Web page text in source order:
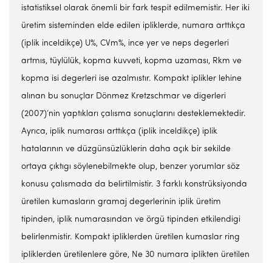
istatistiksel olarak önemli bir fark tespit edilmemistir. Her iki
üretim sisteminden elde edilen ipliklerde, numara arttıkça
(iplik inceldikçe) U%, CVm%, ince yer ve neps degerleri
artmıs, tüylülük, kopma kuvveti, kopma uzaması, Rkm ve
kopma isi degerleri ise azalmıstır. Kompakt iplikler lehine
alınan bu sonuçlar Dönmez Kretzschmar ve digerleri
(2007)’nin yaptıkları çalısma sonuçlarını desteklemektedir.
Ayrıca, iplik numarası arttıkça (iplik inceldikçe) iplik
hatalarının ve düzgünsüzlüklerin daha açık bir sekilde
ortaya çıktıgı söylenebilmekte olup, benzer yorumlar söz
konusu çalısmada da belirtilmistir. 3 farklı konstrüksiyonda
üretilen kumasların gramaj degerlerinin iplik üretim
tipinden, iplik numarasından ve örgü tipinden etkilendigi
belirlenmistir. Kompakt ipliklerden üretilen kumaslar ring
ipliklerden üretilenlere göre, Ne 30 numara iplikten üretilen